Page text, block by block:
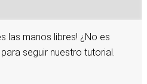
las manos libres! ¿No es
seguir nuestro tutorial.